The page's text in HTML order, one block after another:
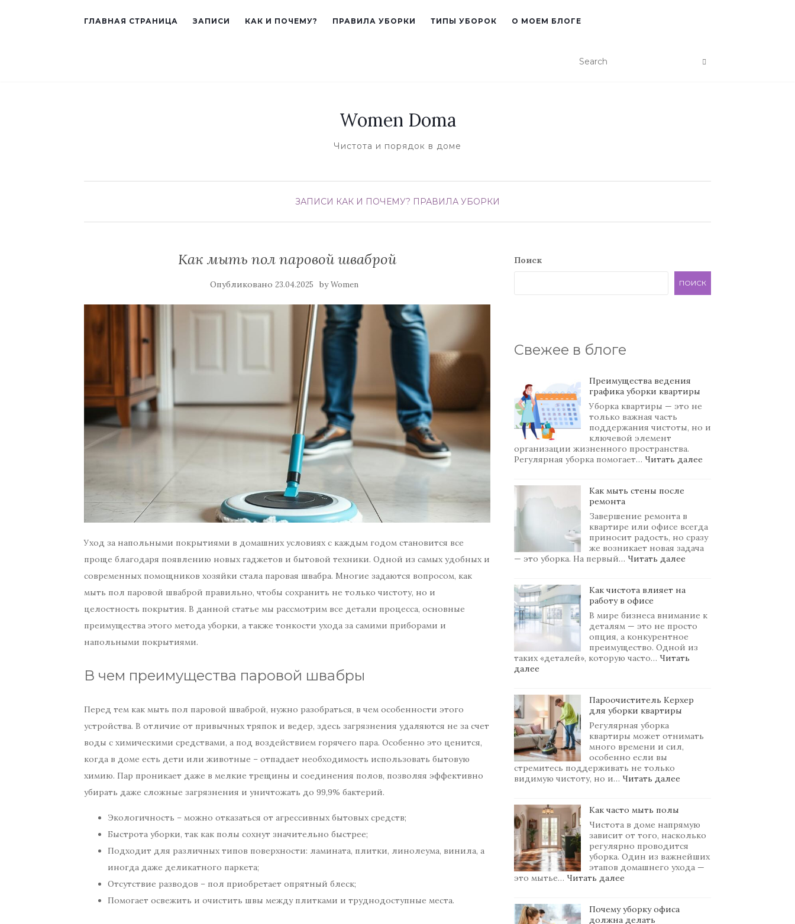
ГЛАВНАЯ СТРАНИЦА ЗАПИСИ КАК И ПОЧЕМУ? ПРАВИЛА УБОРКИ ТИПЫ УБОРОК О МОЕМ БЛОГЕ
Women Doma
Чистота и порядок в доме
ЗАПИСИ КАК И ПОЧЕМУ? ПРАВИЛА УБОРКИ
Как мыть пол паровой шваброй
Опубликовано 23.04.2025 byWomen
Уход за напольными покрытиями в домашних условиях с каждым годом становится все
проще благодаря появлению новых гаджетов и бытовой техники. Одной из самых удобных и
современных помощников хозяйки стала паровая швабра. Многие задаются вопросом, как
мыть пол паровой шваброй правильно, чтобы сохранить не только чистоту, но и
целостность покрытия. В данной статье мы рассмотрим все детали процесса, основные
преимущества этого метода уборки, а также тонкости ухода за самими приборами и
напольными покрытиями.
В чем преимущества паровой швабры
Перед тем как мыть пол паровой шваброй, нужно разобраться, в чем особенности этого
устройства. В отличие от привычных тряпок и ведер, здесь загрязнения удаляются не за счет
воды с химическими средствами, а под воздействием горячего пара. Особенно это ценится,
когда в доме есть дети или животные – отпадает необходимость использовать бытовую
химию. Пар проникает даже в мелкие трещины и соединения полов, позволяя эффективно
убирать даже сложные загрязнения и уничтожать до 99,9% бактерий.
Экологичность – можно отказаться от агрессивных бытовых средств;
Быстрота уборки, так как полы сохнут значительно быстрее;
Подходит для различных типов поверхности: ламината, плитки, линолеума, винила, а
иногда даже деликатного паркета;
Отсутствие разводов – пол приобретает опрятный блеск;
Помогает освежить и очистить швы между плитками и труднодоступные места.
Поиск
ПОИСК
Свежее в блоге
Преимущества ведения
графика уборки квартиры
Уборка квартиры — это не
только важная часть
поддержания чистоты, но и
ключевой элемент
организации жизненного пространства.
Регулярная уборка помогает… Читать далее:
Как мыть стены после
ремонта
Завершение ремонта в
квартире или офисе всегда
приносит радость, но сразу
же возникает новая задача
— это уборка. На первый… Читать далее:
стены
Как чистота влияет на
работу в офисе
В мире бизнеса внимание к
деталям — это не просто
опция, а конкурентное
преимущество. Одной из
таких «деталей», которую часто… Читать
далее:
влияет
на
работу
в
офисе
Пароочиститель Керхер
для уборки квартиры
Регулярная уборка
квартиры может отнимать
много времени и сил,
особенно если вы
стремитесь поддерживать не только
видимую чистоту, но и… Читать далее:
квартиры
Как часто мыть полы
Чистота в доме напрямую
зависит от того, насколько
регулярно проводится
уборка. Один из важнейших
этапов домашнего ухода —
это мытье… Читать далее:
мыть
полы
Почему уборку офиса
должна делать